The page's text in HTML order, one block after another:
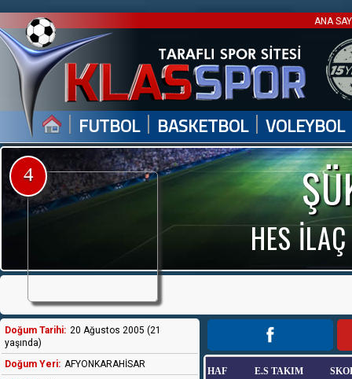
ANA
| FUTBOL | BASKETBOL | VOLEYBOL
HES
4
Doğum Tarihi: 20 Ağustos 2005 (21
yaşında)
Doğum Yeri: AFYONKARAHİSAR
HAF E.S TAKIM